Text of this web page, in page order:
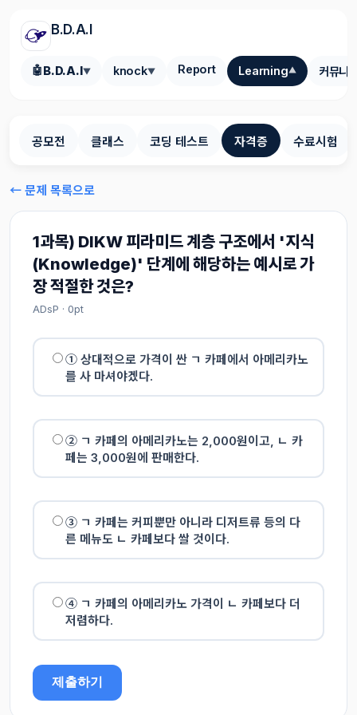
B.D.A.I
🤖B.D.A.I▼ knock▼ Report Learning▼ 커뮤니
공모전 클래스 코딩 테스트 자격증 수료시험
← 문제 목록으로
1과목) DIKW 피라미드 계층 구조에서 '지식
(Knowledge)' 단계에 해당하는 예시로 가
장 적절한 것은?
ADsP · 0pt
① 상대적으로 가격이 싼 ㄱ 카페에서 아메리카노
를 사 마셔야겠다.
② ㄱ 카페의 아메리카노는 2,000원이고, ㄴ 카
페는 3,000원에 판매한다.
③ ㄱ 카페는 커피뿐만 아니라 디저트류 등의 다
른 메뉴도 ㄴ 카페보다 쌀 것이다.
④ ㄱ 카페의 아메리카노 가격이 ㄴ 카페보다 더
저렴하다.
제출하기